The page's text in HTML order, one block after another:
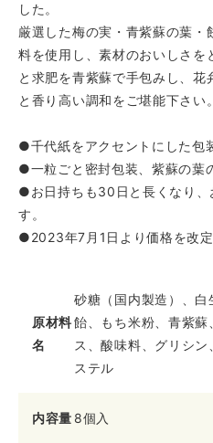
した。
厳選した梅の実・青紫蘇の葉・
料を使用し、素材のおいしさ
と求肥を青紫蘇で手包みし、
と香り高い調和をご堪能下さい。
●千代紙をアクセントにした包
●一粒ごと密封包装、紫蘇の葉
●お日持ちも30日と長くなり、
す。
●2023年7月1日より価格を改定
原材料
名
砂糖（国内製造）、
飴、もち米粉、青紫
ス、酸味料、グリシ
ステル
内容量 8個入